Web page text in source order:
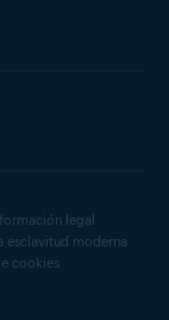
legal
esclavitud moderna
cookies